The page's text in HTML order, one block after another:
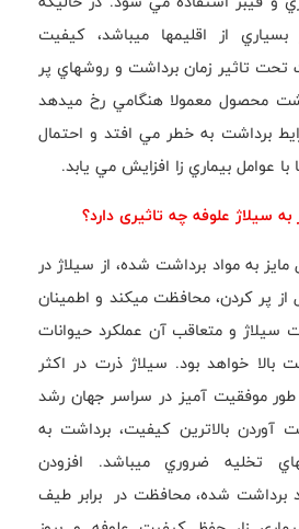
از اقليمها ميباشد، كيفيت
تاثير زمان برداشت و روشهاي پر
محصول معمولا هنگامي رخ ميدهد
برداشت به خطر مي افتد و احتمال
عوامل بيماري زا افزايش مي يابد.
به سیلاژ علوفه چه تاثیری دارد؟
مايز به مواد برداشت شده، از سیلاژ در
از پر كردن، محافظت ميكند و اطمينان
سيلاژ و متعاقب آن عملكرد حيوانات
خواهد بود. سيلاژ ذرت در اكثر
موفقيت آميز در سراسر جهان رشد
آوردن بالاترين كيفيت، برداشت به
تخليه ضروري ميباشد. افزودن
برداشت شده، محافظت در برابر طيف